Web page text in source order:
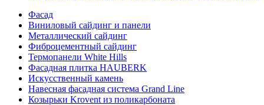
Фасад
Виниловый сайдинг и панели
Металлический сайдинг
Фиброцементный сайдинг
Термопанели White Hills
Фасадная плитка HAUBERK
Искусственный камень
Навесная фасадная система Grand Line
Козырьки Krovent из поликарбоната